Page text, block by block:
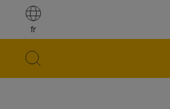
fr